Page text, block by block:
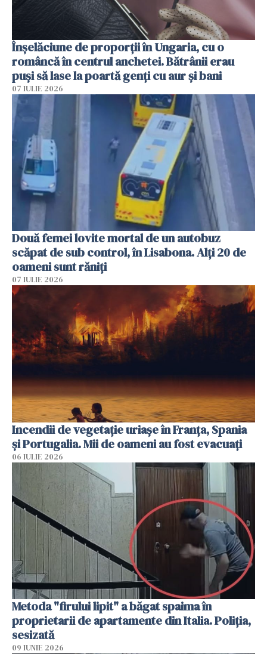
Înșelăciune de proporții în Ungaria, cu o
româncă în centrul anchetei. Bătrânii erau
puși să lase la poartă genți cu aur și bani
07 IULIE 2026
Două femei lovite mortal de un autobuz
scăpat de sub control, în Lisabona. Alți 20 de
oameni sunt răniți
07 IULIE 2026
Incendii de vegetație uriașe în Franța, Spania
și Portugalia. Mii de oameni au fost evacuați
06 IULIE 2026
Metoda "firului lipit" a băgat spaima în
proprietarii de apartamente din Italia. Poliția,
sesizată
09 IUNIE 2026